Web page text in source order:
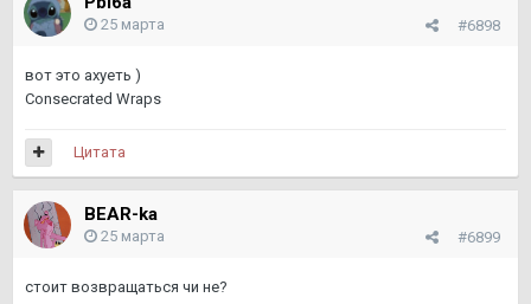
#6898
25 марта
вот это ахуеть )
Consecrated Wraps
Цитата
BEAR-ka
#6899
25 марта
стоит возвращаться чи не?